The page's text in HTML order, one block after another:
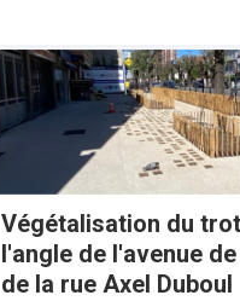
Végétalisation du
l'angle de l'avenue
de la rue Axel Duboul